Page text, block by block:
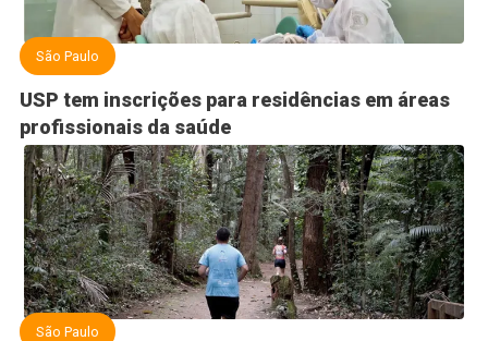
São Paulo
USP tem inscrições para residências em áreas
profissionais da saúde
São Paulo